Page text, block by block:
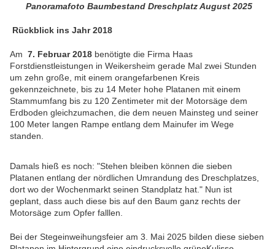
Panoramafoto Baumbestand Dreschplatz August 2025
Rückblick ins Jahr 2018
Am 7. Februar 2018 benötigte die Firma Haas
Forstdienstleistungen in Weikersheim gerade Mal zwei Stunden
um zehn große, mit einem orangefarbenen Kreis
gekennzeichnete, bis zu 14 Meter hohe Platanen mit einem
Stammumfang bis zu 120 Zentimeter mit der Motorsäge dem
Erdboden gleichzumachen, die dem neuen Mainsteg und seiner
100 Meter langen Rampe entlang dem Mainufer im Wege
standen.
Damals hieß es noch: "Stehen bleiben können die sieben
Platanen entlang der nördlichen Umrandung des Dreschplatzes,
dort wo der Wochenmarkt seinen Standplatz hat." Nun ist
geplant, dass auch diese bis auf den Baum ganz rechts der
Motorsäge zum Opfer falllen.
Bei der Stegeinweihungsfeier am 3. Mai 2025 bilden diese sieben